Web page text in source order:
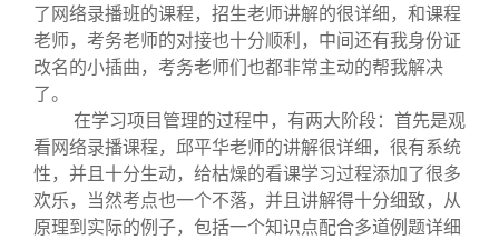
了网络录播班的课程，招生老师讲解的很详细，和课程
老师，考务老师的对接也十分顺利，中间还有我身份证
改名的小插曲，考务老师们也都非常主动的帮我解决
了。
在学习项目管理的过程中，有两大阶段：首先是观
看网络录播课程，邱平华老师的讲解很详细，很有系统
性，并且十分生动，给枯燥的看课学习过程添加了很多
欢乐，当然考点也一个不落，并且讲解得十分细致，从
原理到实际的例子，包括一个知识点配合多道例题详细